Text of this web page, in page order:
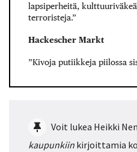
lapsiperheitä,
terroristeja.”
Hackescher Markt
”Kivoja putiikkeja piilossa
Voit lukea Heikki
kaupunkiin kirjoittamia